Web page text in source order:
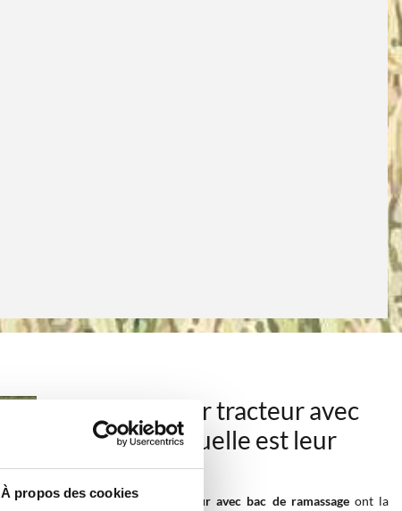
À propos des cookies
Broyeurs pour tracteur avec
ramasseur : quelle est leur
fonction ?
Lesbroyeurs pour tracteur avec bac de ramassageont la